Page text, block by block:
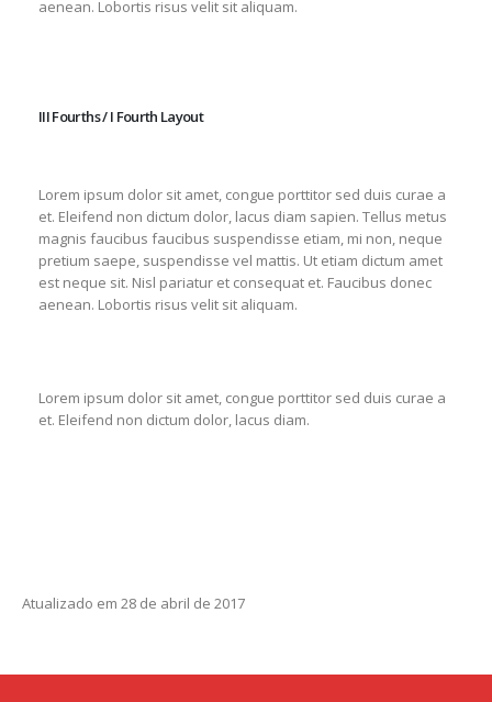
aenean. Lobortis risus velit sit aliquam.
III Fourths / I Fourth Layout
Lorem ipsum dolor sit amet, congue porttitor sed duis curae a
et. Eleifend non dictum dolor, lacus diam sapien. Tellus metus
magnis faucibus faucibus suspendisse etiam, mi non, neque
pretium saepe, suspendisse vel mattis. Ut etiam dictum amet
est neque sit. Nisl pariatur et consequat et. Faucibus donec
aenean. Lobortis risus velit sit aliquam.
Lorem ipsum dolor sit amet, congue porttitor sed duis curae a
et. Eleifend non dictum dolor, lacus diam.
Atualizado em 28 de abril de 2017